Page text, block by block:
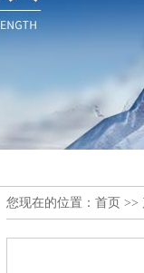
您现在的位置： 首页 >>